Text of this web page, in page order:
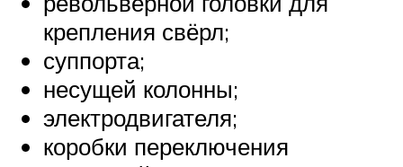
крепления свёрл;
суппорта;
несущей колонны;
электродвигателя;
коробки переключения